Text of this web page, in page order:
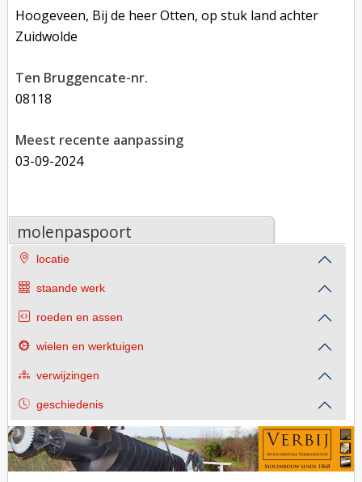
Hoogeveen, Bij de heer Otten, op stuk land achter
Zuidwolde
Ten Bruggencate-nr.
08118
Meest recente aanpassing
03-09-2024
molenpaspoort
locatie
staande werk
roeden en assen
wielen en werktuigen
verwijzingen
geschiedenis